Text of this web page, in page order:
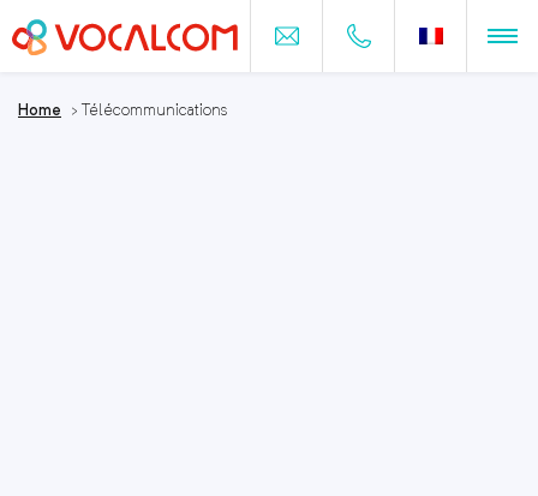
Home > Télécommunications